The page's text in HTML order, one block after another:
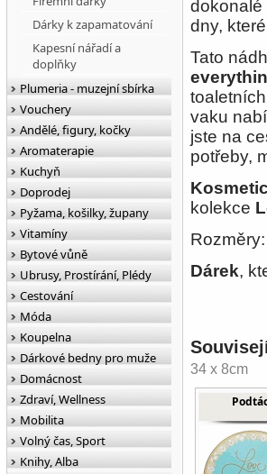
dokonalé
dny,
Tato
vaku
jste na
potřeby,
kolekce
Dárek,
34 x 8cm
Dárky k zapamatování
Kapesní nářadí a
doplňky
Plumeria - muzejní sbírka
Vouchery
Andělé, figury, kočky
Aromaterapie
Kuchyň
Doprodej
Pyžama, košilky, župany
Vitamíny
Bytové vůně
Ubrusy, Prostírání, Plédy
Cestování
Móda
Koupelna
Dárkové bedny pro muže
Domácnost
Zdraví, Wellness
Mobilita
Volný čas, Sport
Knihy, Alba